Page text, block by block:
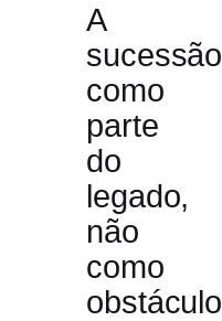
A
sucessão
como
parte
do
legado,
não
como
obstáculo